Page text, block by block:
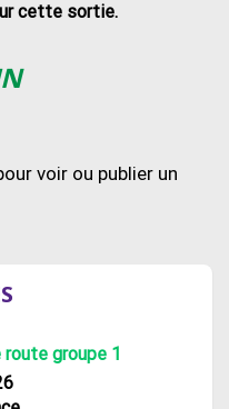
cette sortie.
voir ou publier un
route groupe 1